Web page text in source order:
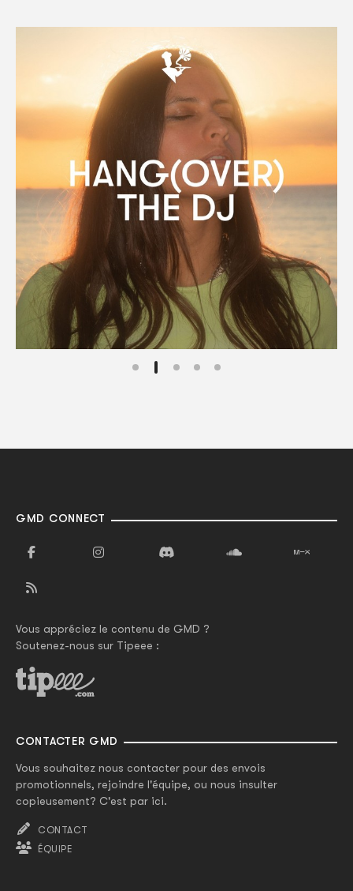
GMD CONNECT
Vous appréciez le contenu de GMD ?
Soutenez-nous sur Tipeee :
CONTACTER GMD
Vous souhaitez nous contacter pour des envois
promotionnels, rejoindre l'équipe, ou nous insulter
copieusement? C'est par ici.
CONTACT
ÉQUIPE